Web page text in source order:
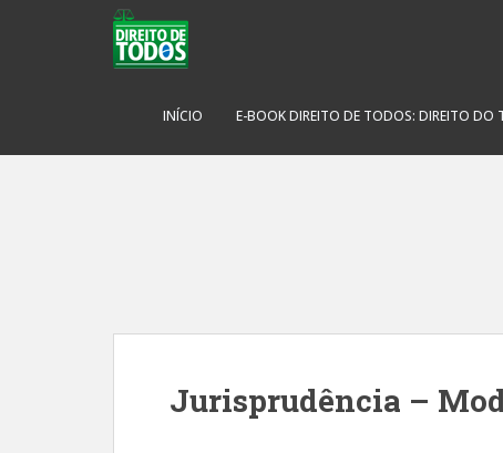
INÍCIO E-BOOK DIREITO DE TODOS: DIREITO DO
Jurisprudência –